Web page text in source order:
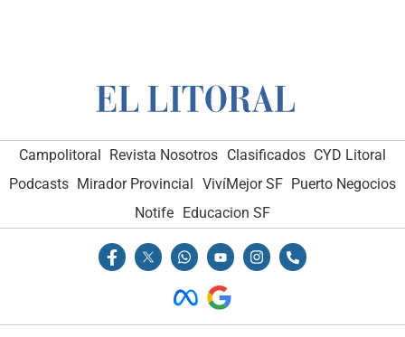
Campolitoral Revista Nosotros Clasificados CYD Litoral
Podcasts Mirador Provincial VivíMejor SF Puerto Negocios
Notife
Educacion SF